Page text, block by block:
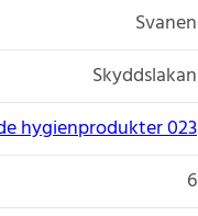
Svanen
Skyddslakan
hygienprodukter 023
6